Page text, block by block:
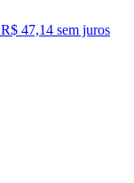
R$ 47,14 sem juros